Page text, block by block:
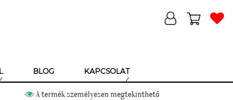
BLOG KAPCSOLAT
A termék személyesen megtekinthető